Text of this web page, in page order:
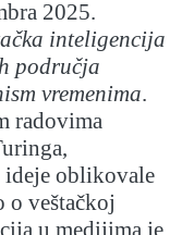
2025.
inteligencija
područja
vremenima.
radovima
ideje oblikovale
o veštačkoj